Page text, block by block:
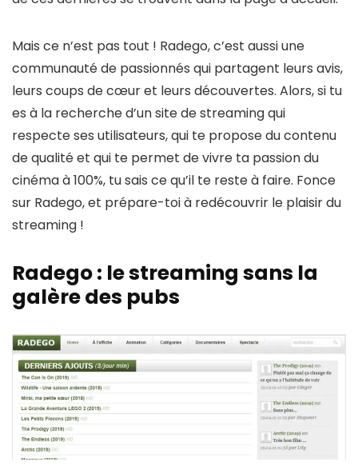
Mais ce n’est pas tout ! Radego, c’est aussi une
communauté de passionnés qui partagent leurs avis,
leurs coups de cœur et leurs découvertes. Alors, si tu
es à la recherche d’un site de streaming qui
respecte ses utilisateurs, qui te propose du contenu
de qualité et qui te permet de vivre ta passion du
cinéma à 100%, tu sais ce qu’il te reste à faire. Fonce
sur Radego, et prépare-toi à redécouvrir le plaisir du
streaming !
Radego : le streaming sans la
galère des pubs